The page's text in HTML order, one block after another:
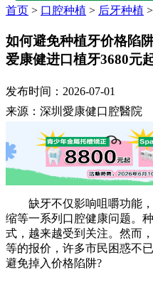
首页 > 口腔种植 > 后牙种植 >
如何避免种植牙价格陷
爱康健进口植牙3680元
发布时间：2026-07-01
来源：深圳愛康健口腔醫院
缺牙不仅影响咀嚼功能，
缩等一系列口腔健康问题。
式，越来越受到关注。然而
等的报价，许多市民困惑不
避免掉入价格陷阱?